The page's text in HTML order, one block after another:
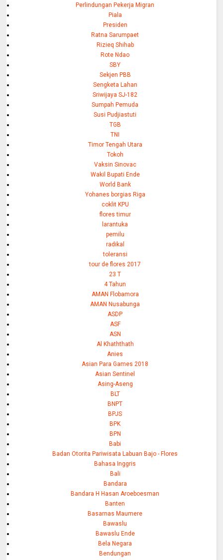
Perlindungan Pekerja Migran
Piala
Presiden
Ratna Sarumpaet
Rizieq Shihab
Rote Ndao
SBY
Sekjen PBB
Sengketa Lahan
Sriwijaya SJ-182
Sumpah Pemuda
Susi Pudjiastuti
TGB
TNI
Timor Tengah Utara
Tokoh
Vaksin Sinovac
Wakil Bupati Ende
World Bank
Yohanes borgias Riga
coklit KPU
flores timur
larantuka
pemilu
radikal
toleransi
tour de flores 2017
23 T
4 Tahun
AMAN Flobamora
AMAN Nusabunga
ASDP
ASF
ASN
Al Khaththath
Anies
Asian Para Games 2018
Asian Sentinel
Asing-Aseng
BLT
BNPT
BPJS
BPK
BPN
Babi
Badan Otorita Pariwisata Labuan Bajo - Flores
Bahasa Inggris
Bali
Bandara
Bandara H Hasan Aroeboesman
Banten
Basarnas Maumere
Bawaslu
Bawaslu Ende
Bela Negara
Bendungan